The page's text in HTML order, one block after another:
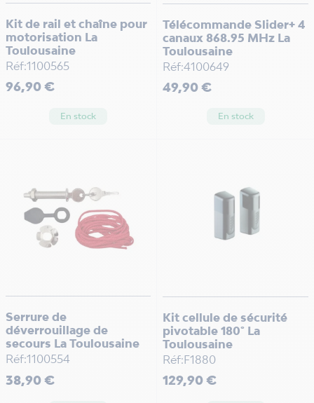
Kit de rail et chaîne pour
motorisation La
Toulousaine
Réf:1100565
Prix
96,90 €
En stock
Télécommande Slider+ 4
canaux 868.95 MHz La
Toulousaine
Réf:4100649
Prix
49,90 €
En stock
Serrure de
déverrouillage de
secours La Toulousaine
Réf:1100554
Prix
38,90 €
Kit cellule de sécurité
pivotable 180° La
Toulousaine
Réf:F1880
Prix
129,90 €